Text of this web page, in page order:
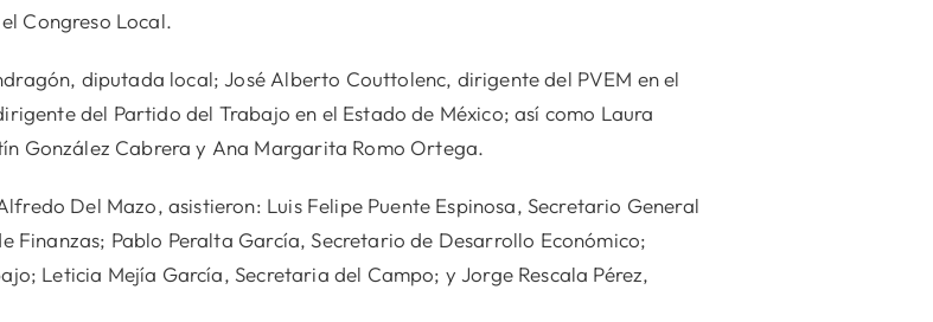
Congreso Local.
diputada local; José Alberto Couttolenc, dirigente del PVEM en el
del Partido del Trabajo en el Estado de México; así como Laura
González Cabrera y Ana Margarita Romo Ortega.
Del Mazo, asistieron: Luis Felipe Puente Espinosa, Secretario General
Finanzas; Pablo Peralta García, Secretario de Desarrollo Económico;
Leticia Mejía García, Secretaria del Campo; y Jorge Rescala Pérez,